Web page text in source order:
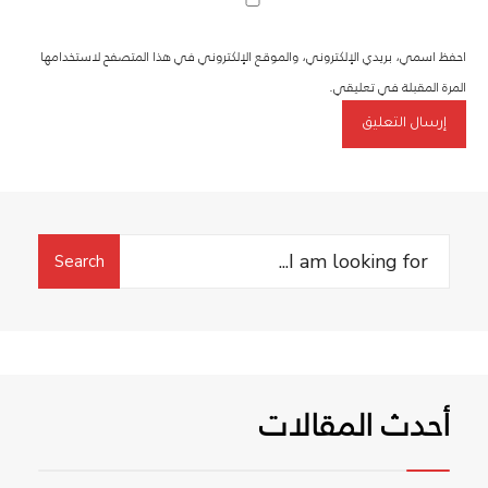
احفظ اسمي، بريدي الإلكتروني، والموقع الإلكتروني في هذا المتصفح لاستخدامها
المرة المقبلة في تعليقي.
Search
Search
أحدث المقالات